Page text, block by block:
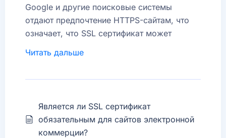
EV (Extended Validation)— обеспечивает
самый высокий уровень доверия,
отображая зелёное имя компании в строке
браузера.
Google и другие поисковые системы
отдают предпочтение HTTPS-сайтам, что
означает, что SSL сертификат может
поиска. Кроме того, посетители видят
Читать дальше
Является ли SSL сертификат
обязательным для сайтов электронной
коммерции?